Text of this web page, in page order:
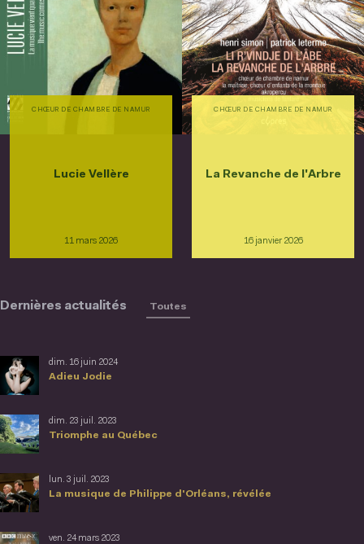
CHŒUR DE CHAMBRE DE NAMUR
Lucie Vellère
11 mars 2026
CHŒUR DE CHAMBRE DE NAMUR
La Revanche de l'Arbre
16 janvier 2026
Dernières actualités Toutes
Adieu Jodie
dim. 16 juin 2024
Triomphe au Québec
dim. 23 juil. 2023
La musique de Philippe d'Orléans, révélée
lun. 3 juil. 2023
ven. 24 mars 2023